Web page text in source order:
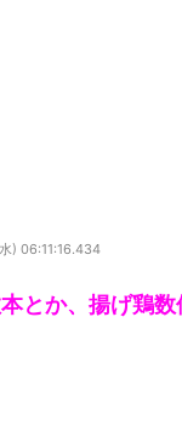
) 06:11:16.434
とか、揚げ鶏